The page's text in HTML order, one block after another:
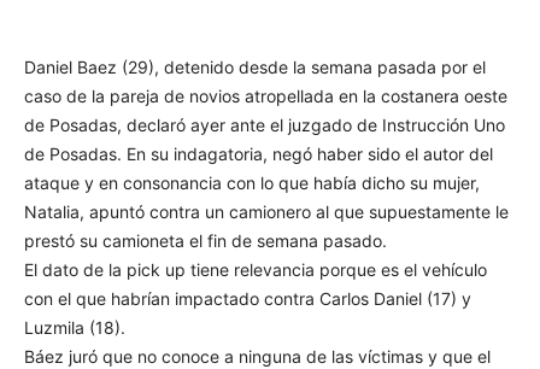
Daniel Baez (29), detenido desde la semana pasada por el
caso de la pareja de novios atropellada en la costanera oeste
de Posadas, declaró ayer ante el juzgado de Instrucción Uno
de Posadas. En su indagatoria, negó haber sido el autor del
ataque y en consonancia con lo que había dicho su mujer,
Natalia, apuntó contra un camionero al que supuestamente le
prestó su camioneta el fin de semana pasado.
El dato de la pick up tiene relevancia porque es el vehículo
con el que habrían impactado contra Carlos Daniel (17) y
Luzmila (18).
Báez juró que no conoce a ninguna de las víctimas y que el